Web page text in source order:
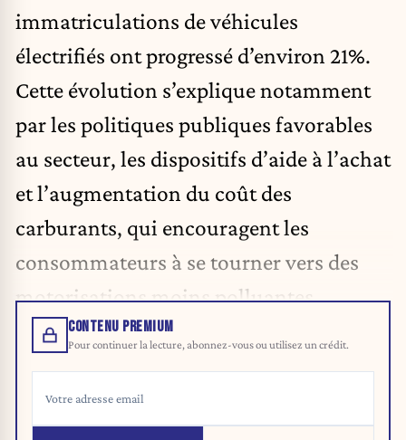
immatriculations de véhicules
électrifiés ont progressé d’environ 21%.
Cette évolution s’explique notamment
par les politiques publiques favorables
au secteur, les dispositifs d’aide à l’achat
etl’augmentation du coût des
carburants, qui encouragent les
consommateurs à se tourner vers des
motorisations moins polluantes.
CONTENU PREMIUM
Pour continuer la lecture, abonnez-vous ou utilisez un crédit.